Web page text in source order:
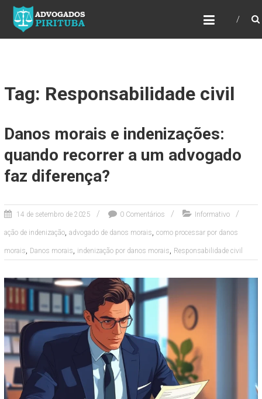
ADVOGADOS PIRITUBA
Precisando de advogado? Entre em contato!
Fazemos toda a assessoria que você
Tag: Responsabilidade civil
Danos morais e indenizações:
quando recorrer a um advogado
faz diferença?
14 de setembro de 2025 0 Comentários Informativo
ação de indenização, advogado de danos morais, como processar por danos
morais, Danos morais, indenização por danos morais, Responsabilidade civil